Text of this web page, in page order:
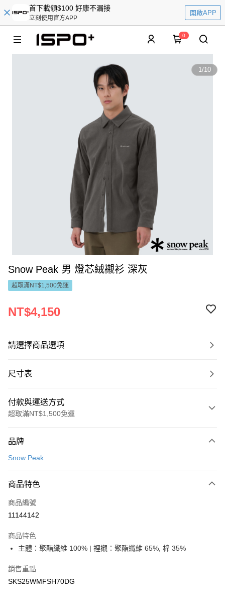
首下載領$100 好康不漏接
立刻使用官方APP
開啟APP
0
1/10
Snow Peak 男 燈芯絨襯衫 深灰
超取滿NT$1,500免運
NT$4,150
請選擇商品選項
尺寸表
付款與運送方式
超取滿NT$1,500免運
信用卡一次付款
Apple Pay
悠遊付
7-11取貨(快速到店)
品牌
Snow Peak
商品特色
商品編號
11144142
商品特色
主體：聚酯纖維 100% | 裡襯：聚酯纖維 65%, 棉 35%
銷售重點
SKS25WMFSH70DG